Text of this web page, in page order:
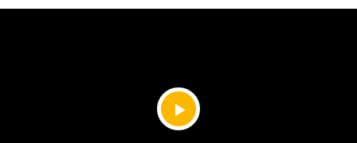
Videoyu
YAYIN TARİHİ, 15 MAYIS 2026 11:52